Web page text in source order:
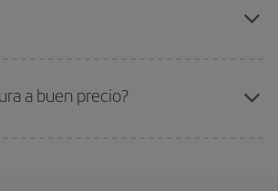
Fuerteventura-dest
a buen precio?